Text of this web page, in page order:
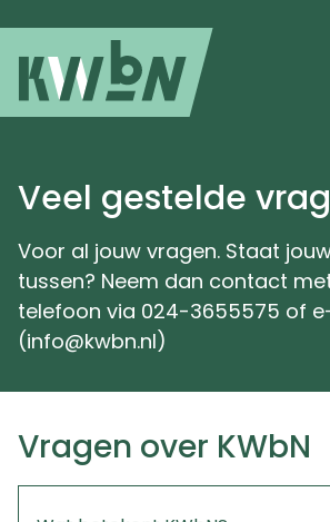
Veel gestelde
Voor al jouw vragen. Staat
tussen? Neem dan contact
telefoon via 024-3655575 of
(info@kwbn.nl)
Vragen over KWbN